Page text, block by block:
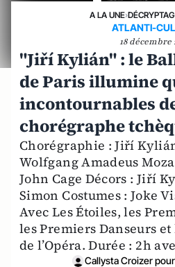
A LA UNE›
ATLANTI-
18 décembre
"Jiří Kylián" : le
de Paris illumine
incontournables
chorégraphe
Chorégraphie : Jiří
Wolfgang Amadeus
John Cage Décors : Jiří
Simon Costumes : Joke
Avec Les Étoiles, les
les Premiers Danseurs
de l’Opéra. Durée : 2h
Callysta Croizer